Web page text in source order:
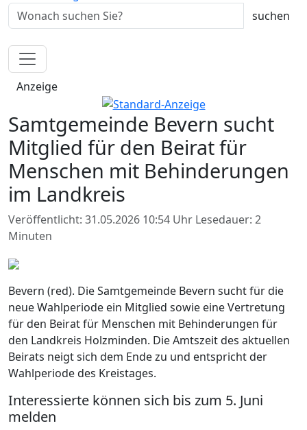
Anzeige
Samtgemeinde Bevern sucht
Mitglied für den Beirat für
Menschen mit Behinderungen
im Landkreis
Veröffentlicht: 31.05.2026 10:54 Uhr Lesedauer: 2
Minuten
Bevern (red). Die Samtgemeinde Bevern sucht für die
neue Wahlperiode ein Mitglied sowie eine Vertretung
für den Beirat für Menschen mit Behinderungen für
den Landkreis Holzminden. Die Amtszeit des aktuellen
Beirats neigt sich dem Ende zu und entspricht der
Wahlperiode des Kreistages.
Interessierte können sich bis zum 5. Juni
melden